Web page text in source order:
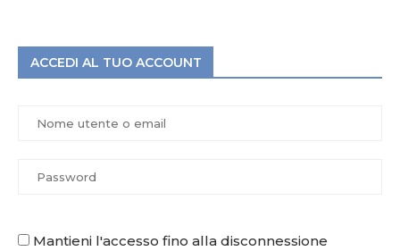
ACCEDI AL TUO ACCOUNT
Mantieni l'accesso fino alla disconnessione